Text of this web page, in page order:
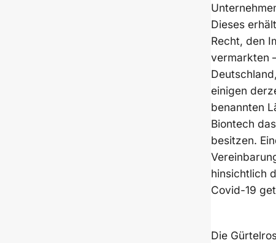
Dieses
Recht, den
vermarkten
einigen
benannten
Biontech
besitzen.
hinsichtlich
Covid-19
Die